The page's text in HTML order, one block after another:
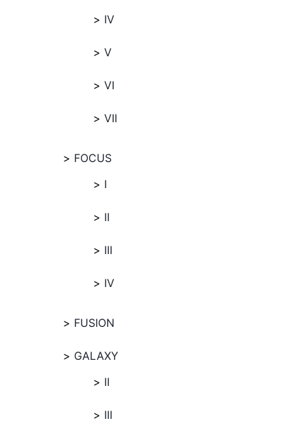
IV
V
VI
VII
FOCUS
I
II
III
IV
FUSION
GALAXY
II
III